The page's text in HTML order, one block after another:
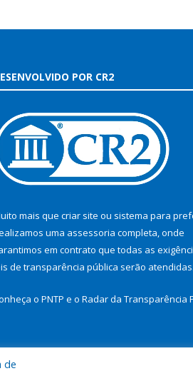
POR CR2
mais que criar site ou sistema para
uma assessoria completa, onde
em contrato que todas as
de transparência pública serão atendidas.
o PNTP e o Radar da Transparência
de